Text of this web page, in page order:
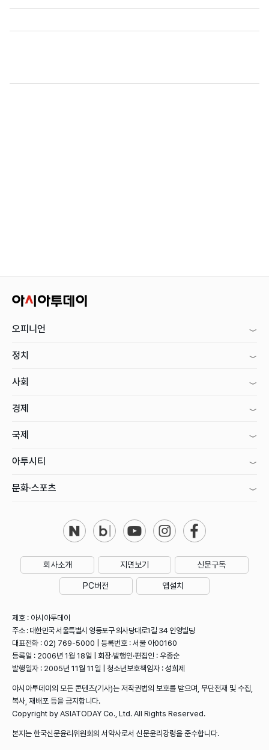
오피니언
정치
사회
경제
국제
아투시티
문화·스포츠
회사소개 지면보기 신문구독
PC버전 앱설치
제호 : 아시아투데이
주소 : 대한민국 서울특별시 영등포구 의사당대로1길 34 인영빌딩
대표전화 : 02) 769-5000 | 등록번호 : 서울 아00160
등록일 : 2006년 1월 18일 | 회장·발행인·편집인 : 우종순
발행일자 : 2005년 11월 11일 | 청소년보호책임자 : 성희제
아시아투데이의 모든 콘텐츠(기사)는 저작권법의 보호를 받으며, 무단전재 및 수집,
복사, 재배포 등을 금지합니다.
Copyright by ASIATODAY Co., Ltd. All Rights Reserved.
본지는 한국신문윤리위원회의 서약사로서 신문윤리강령을 준수합니다.